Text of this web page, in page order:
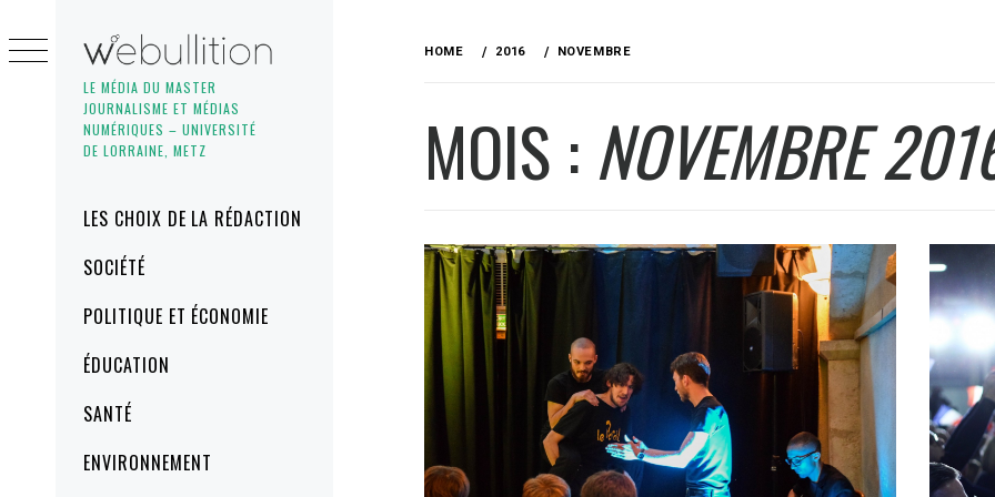
LE MÉDIA DU MASTER
JOURNALISME ET MÉDIAS
NUMÉRIQUES – UNIVERSITÉ
DE LORRAINE, METZ
MenuLES CHOIX DE LA RÉDACTION
SOCIÉTÉ
POLITIQUE ET ÉCONOMIE
ÉDUCATION
SANTÉ
ENVIRONNEMENT
to
content
HOME 2016 NOVEMBRE
MOIS : NOVEMBRE